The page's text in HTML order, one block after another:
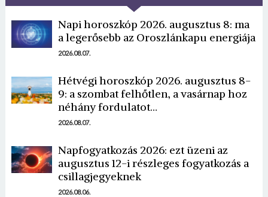
Napi horoszkóp 2026. augusztus 8: ma
a legerősebb az Oroszlánkapu energiája
2026.08.07.
Hétvégi horoszkóp 2026. augusztus 8-
9: a szombat felhőtlen, a vasárnap hoz
néhány fordulatot…
2026.08.07.
Napfogyatkozás 2026: ezt üzeni az
augusztus 12-i részleges fogyatkozás a
csillagjegyeknek
2026.08.06.
Borsonline bejelentkezés
E-mail cím vagy felhasználónév
Jelszó